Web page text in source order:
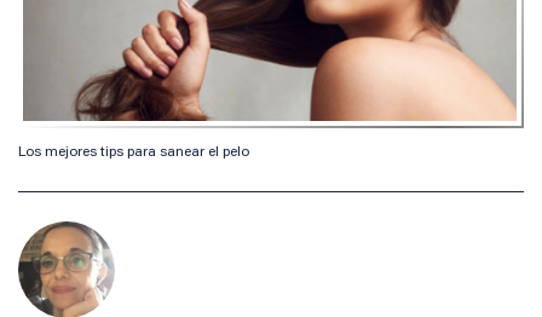
Los mejores tips para sanear el pelo